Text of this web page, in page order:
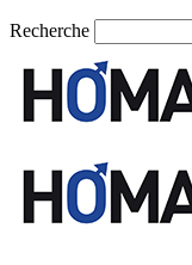
Recherche